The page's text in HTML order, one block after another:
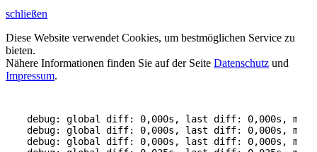
schließen
Diese Website verwendet Cookies, um bestmöglichen Service zu
bieten.
Nähere Informationen finden Sie auf der Seite Datenschutz und
Impressum.
debug: global diff: 0,000s, last diff: 0,000s, mem:
debug: global diff: 0,000s, last diff: 0,000s, mem:
debug: global diff: 0,000s, last diff: 0,000s, mem: